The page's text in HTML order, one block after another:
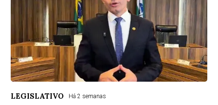
LEGISLATIVO Há 2 semanas